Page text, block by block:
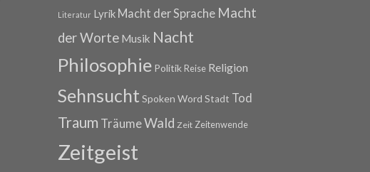
Literatur Lyrik Macht der Sprache Macht
der Worte Musik Nacht
Philosophie Politik Reise Religion
Sehnsucht Spoken Word Stadt Tod
Traum TräumeWald Zeit Zeitenwende
Zeitgeist